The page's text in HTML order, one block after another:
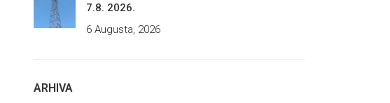
7.8. 2026.
6 Augusta, 2026
ARHIVA